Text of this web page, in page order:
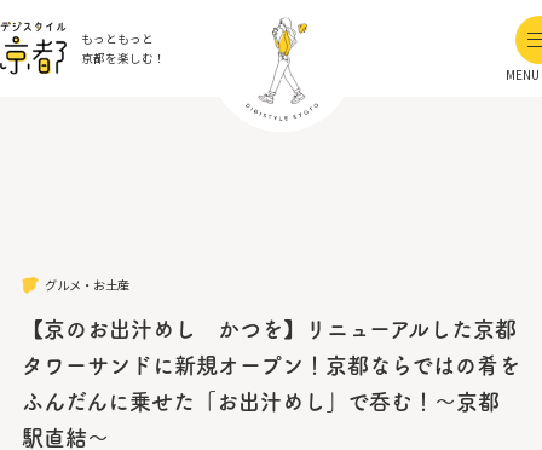
もっともっと
京都を楽しむ！
MENU
グルメ・お土産
【京のお出汁めし かつを】リニューアルした京都
タワーサンドに新規オープン！京都ならではの肴を
ふんだんに乗せた「お出汁めし」で呑む！～京都
駅直結～